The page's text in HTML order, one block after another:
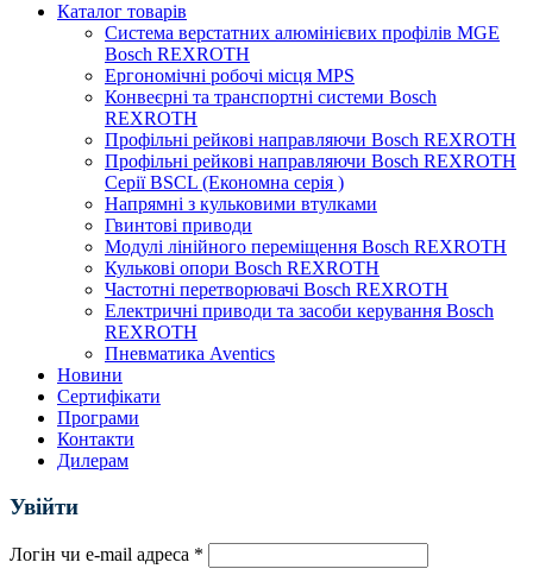
Каталог товарів
Система верстатних алюмінієвих профілів MGE
Bosch REXROTH
Ергономічні робочі місця MPS
Конвеєрні та транспортні системи Bosch
REXROTH
Профільні рейкові направляючи Bosch REXROTH
Профільні рейкові направляючи Bosch REXROTH
Серії BSCL (Економна серія )
Напрямні з кульковими втулками
Гвинтові приводи
Модулі лінійного переміщення Bosch REXROTH
Кулькові опори Bosch REXROTH
Частотні перетворювачі Bosch REXROTH
Електричні приводи та засоби керування Bosch
REXROTH
Пневматика Aventics
Новини
Сертифікати
Програми
Контакти
Дилерам
Увійти
Логін чи e-mail адреса *